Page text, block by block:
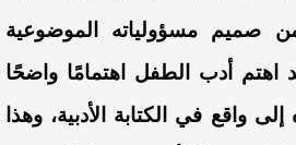
صميم مسؤولياته الموضوعية
اهتم أدب الطفل اهتمامًا واضحًا
واقع في الكتابة الأدبية، وهذا